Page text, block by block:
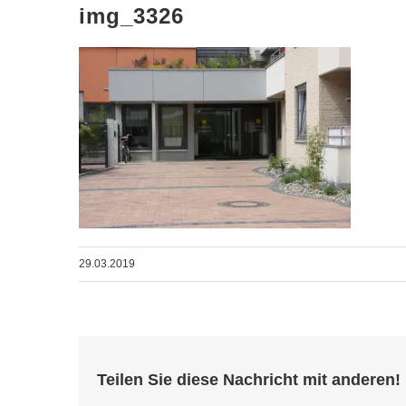
img_3326
29.03.2019
Teilen Sie diese Nachricht mit anderen!